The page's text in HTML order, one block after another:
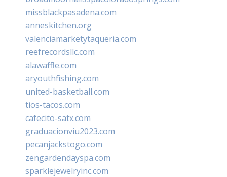
missblackpasadena.com
anneskitchen.org
valenciamarketytaqueria.com
reefrecordsllc.com
alawaffle.com
aryouthfishing.com
united-basketball.com
tios-tacos.com
cafecito-satx.com
graduacionviu2023.com
pecanjackstogo.com
zengardendayspa.com
sparklejewelryinc.com